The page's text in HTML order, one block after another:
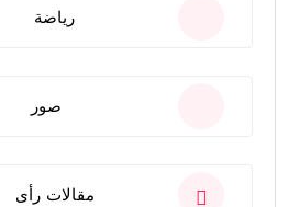
رياضة
صور
مقالات رأى